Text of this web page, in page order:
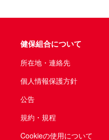
健保組合について
所在地・連絡先
個人情報保護方針
公告
規約・規程
Cookieの使用について